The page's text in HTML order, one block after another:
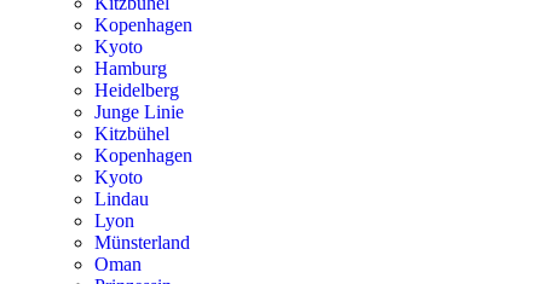
Kopenhagen
Kyoto
Hamburg
Heidelberg
Junge Linie
Kitzbühel
Kopenhagen
Kyoto
Lindau
Lyon
Münsterland
Oman